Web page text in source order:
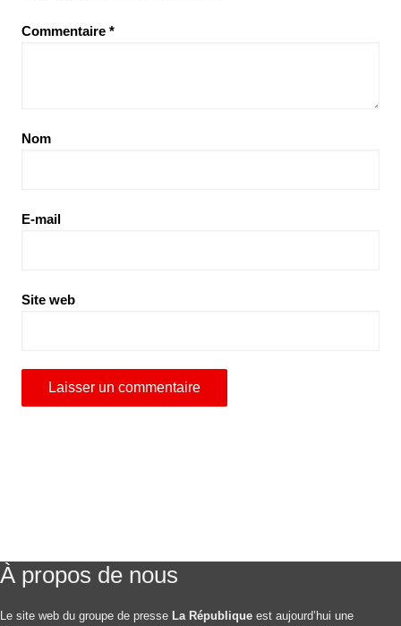
Commentaire *
Nom
E-mail
Site web
À propos de nous
Le site web du groupe de presse La République est aujourd’hui une